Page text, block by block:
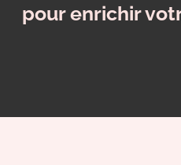
pour enrichir